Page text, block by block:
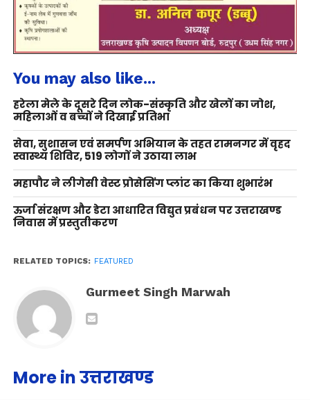
You may also like...
हरेला मेले के दूसरे दिन लोक-संस्कृति और खेलों का जोश,
महिलाओं व बच्चों ने दिखाई प्रतिभा
सेवा, सुशासन एवं समर्पण अभियान के तहत रामनगर में वृहद
स्वास्थ्य शिविर, 519 लोगों ने उठाया लाभ
महापौर ने लीगेसी वेस्ट प्रोसेसिंग प्लांट का किया शुभारंभ
ऊर्जा संरक्षण और डेटा आधारित विद्युत प्रबंधन पर उत्तराखण्ड
निवास में प्रस्तुतीकरण
RELATED TOPICS: FEATURED
Gurmeet Singh Marwah
More in उत्तराखण्ड